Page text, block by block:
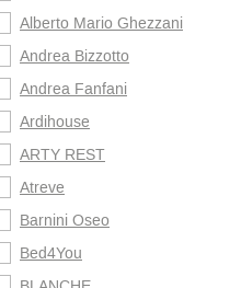
Alberto Mario Ghezzani
Andrea Bizzotto
Andrea Fanfani
Ardihouse
ARTY REST
Atreve
Barnini Oseo
Bed4You